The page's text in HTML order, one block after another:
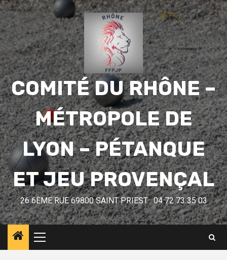
COMITÉ DU RHÔNE –
MÉTROPOLE DE
LYON – PÉTANQUE
ET JEU PROVENÇAL
26 6ÈME RUE 69800 SAINT PRIEST . 04 72 73 35 03